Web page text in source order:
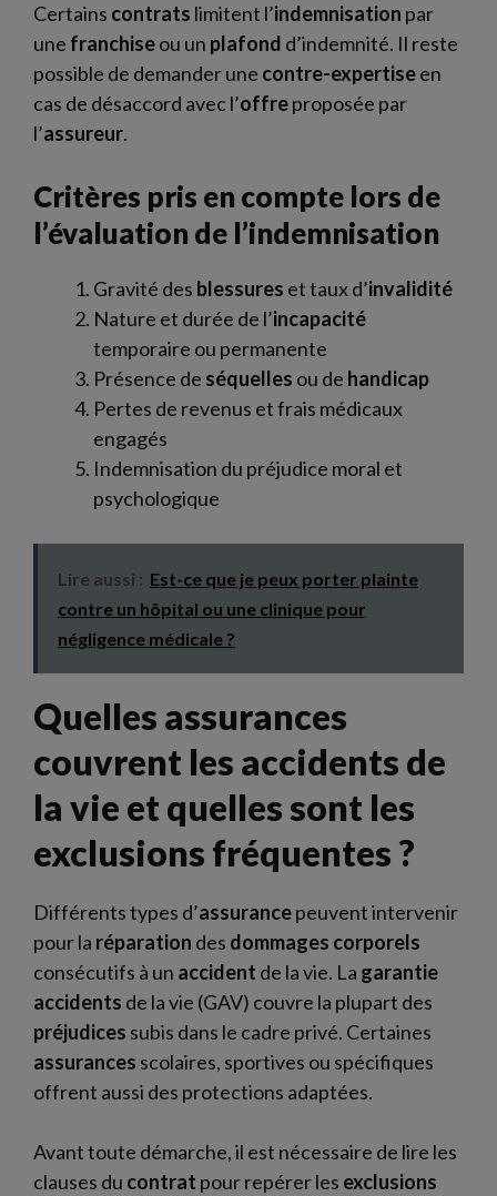
Certains contrats limitent l’indemnisation par
une franchiseou un plafond d’indemnité. Il reste
possible de demander une contre-expertiseen
cas de désaccord avec l’offreproposée par
l’assureur.
Critères pris en compte lors de
l’évaluation de l’indemnisation
Gravité des blessures et taux d’invalidité
Nature et durée de l’incapacité
temporaire ou permanente
Présence de séquelles ou de handicap
Pertes de revenus et frais médicaux
engagés
Indemnisation du préjudice moral et
psychologique
Lire aussi : Est-ce que je peux porter plainte
contre un hôpital ou une clinique pour
négligence médicale ?
Quelles assurances
couvrent les accidents de
la vie et quelles sont les
exclusions fréquentes ?
Différents types d’assurancepeuvent intervenir
pour la réparation des dommages corporels
consécutifs à un accident de la vie. La garantie
accidents de la vie (GAV) couvre la plupart des
préjudices subis dans le cadre privé. Certaines
assurances scolaires, sportives ou spécifiques
offrent aussi des protections adaptées.
Avant toute démarche, il est nécessaire de lire les
clauses du contrat pour repérer les exclusions